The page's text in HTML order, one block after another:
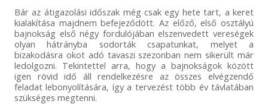
Bár az átigazolási időszak még csak egy hete tart, a keret
kialakítása majdnem befejeződött. Az előző, első osztályú
bajnokság első négy fordulójában elszenvedett vereségek
olyan hátrányba sodorták csapatunkat, melyet a
bizakodásra okot adó tavaszi szezonban nem sikerült már
ledolgozni. Tekintettel arra, hogy a bajnokságok között
igen rövid idő áll rendelkezésre az összes elvégzendő
feladat lebonyolítására, így a tervezést több év távlatában
szükséges megtenni.